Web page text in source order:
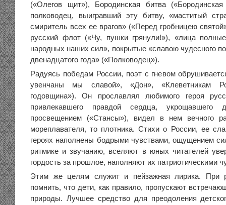
(«Олегов щит»), Бородинская битва
полководец, выигравший эту битву, «маститый
смиритель всех ее врагов» («Перед гробницею
русский флот («Чу, пушки грянули!»), «лица
народных наших сил», покрытые «славою чудесного
двенадцатого года» («Полководец»).
Радуясь победам России, поэт с гневом
увенчаны мы славой», «Дон», «Клеветникам
годовщина»). Он прославлял любимого героя
привлекавшего правдой сердца, укрощавшего
просвещением («Стансы»), видел в нем вечного
мореплавателя, то плотника. Стихи о России, ее
героях наполнены бодрыми чувствами, ощущением
ритмике и звучанию, вселяют в юных читателей
гордость за прошлое, наполняют их патриотическими
Этим же целям служит и пейзажная лирика. При
помнить, что дети, как правило, пропускают
природы. Лучшее средство для преодоления